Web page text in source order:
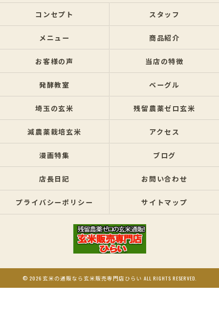
コンセプト スタッフ
メニュー 商品紹介
お客様の声 当店の特徴
発酵教室 ベーグル
埼玉の玄米 残留農薬ゼロ玄米
減農薬栽培玄米 アクセス
漫画特集 ブログ
店長日記 お問い合わせ
プライバシーポリシー サイトマップ
© 2026 玄米の通販なら玄米販売専門店ひらい ALL RIGHTS RESERVED.